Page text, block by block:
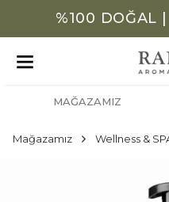
%100 DOĞAL
MAĞAZAMIZ
Mağazamız Wellness &